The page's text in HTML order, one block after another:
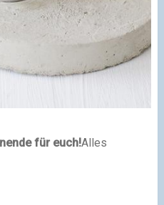
für euch!Alles